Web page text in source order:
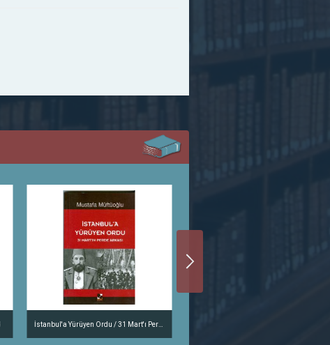
İstanbul'a Yürüyen Ordu / 31 Mart'ı Perde Arkası